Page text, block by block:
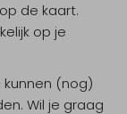
de kaart.
op je
(nog)
Wil je graag